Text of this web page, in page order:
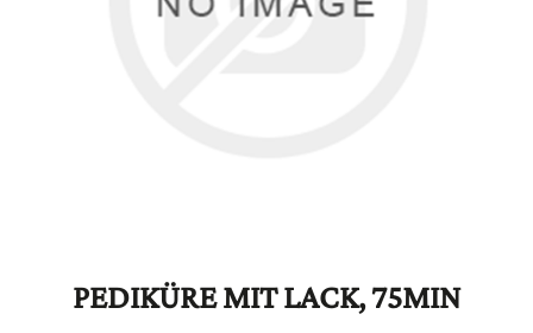
PEDIKÜRE MIT LACK, 75MIN